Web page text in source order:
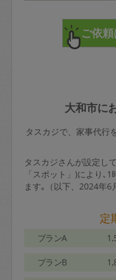
大和市に
タスカジで、家事代行
タスカジさんが設定し
「スポット」)により､
ます｡（以下、2024年6
定
プランA
プランB